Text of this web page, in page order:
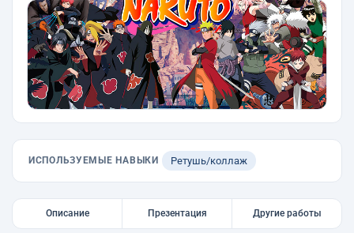
ИСПОЛЬЗУЕМЫЕ НАВЫКИ Ретушь/коллаж
Описание Презентация Другие работы